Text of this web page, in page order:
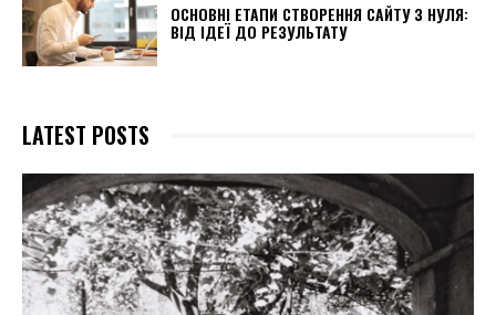
ОСНОВНІ ЕТАПИ СТВОРЕННЯ САЙТУ З НУЛЯ:
ВІД ІДЕЇ ДО РЕЗУЛЬТАТУ
LATEST POSTS